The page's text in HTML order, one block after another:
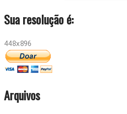
Sua resolução é:
448x896
Arquivos